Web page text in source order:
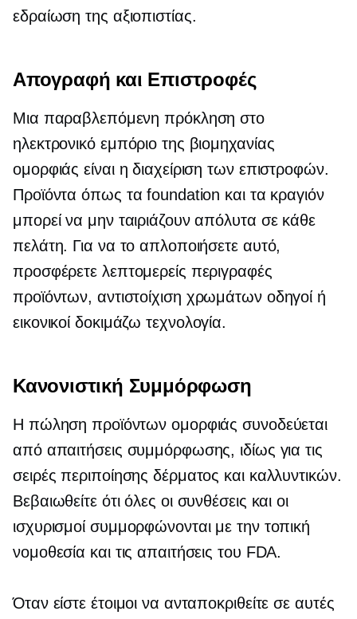
εδραίωση της αξιοπιστίας.
Απογραφή και Επιστροφές
Μια παραβλεπόμενη πρόκληση στο
ηλεκτρονικό εμπόριο της βιομηχανίας
ομορφιάς είναι η διαχείριση των επιστροφών.
Προϊόντα όπως τα foundation και τα κραγιόν
μπορεί να μην ταιριάζουν απόλυτα σε κάθε
πελάτη. Για να το απλοποιήσετε αυτό,
προσφέρετε λεπτομερείς περιγραφές
προϊόντων, αντιστοίχιση χρωμάτωνοδηγοί ή
εικονικοίδοκιμάζω τεχνολογία.
Κανονιστική Συμμόρφωση
Η πώληση προϊόντων ομορφιάς συνοδεύεται
από απαιτήσεις συμμόρφωσης, ιδίως για τις
σειρές περιποίησης δέρματος και καλλυντικών.
Βεβαιωθείτε ότι όλες οι συνθέσεις και οι
ισχυρισμοί συμμορφώνονται με την τοπική
νομοθεσία και τις απαιτήσεις του FDA.
Όταν είστε έτοιμοι να ανταποκριθείτε σε αυτές